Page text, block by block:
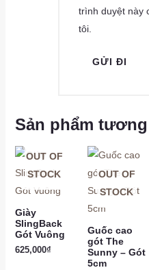
trình duyệt này
tôi.
Sản phẩm
OUT OF
STOCK
Giày
SlingBack
Gót Vuông
625,000₫
OUT OF
STOCK
Guốc cao
gót The
Sunny – Gót
5cm